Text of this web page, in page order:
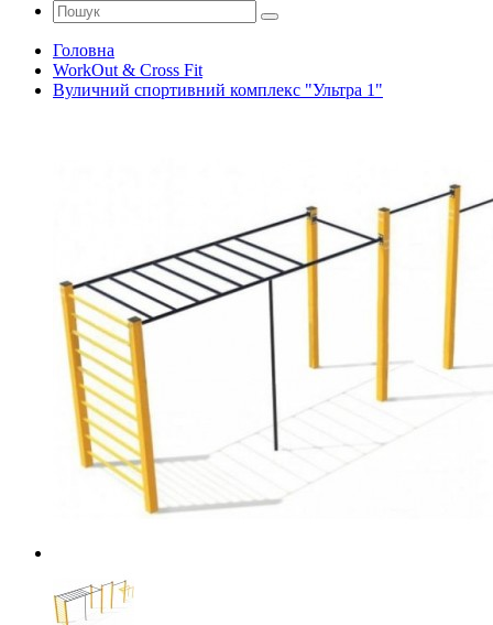
Головна
WorkOut & Cross Fit
Вуличний спортивний комплекс "Ультра 1"